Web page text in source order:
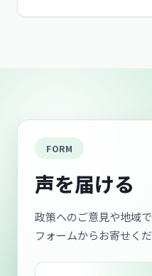
FORM
声を届ける
政策へのご意見や地域
フォームからお寄せくだ